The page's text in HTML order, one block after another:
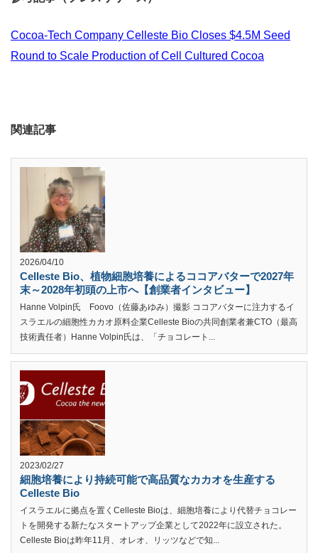
Cocoa-Tech Company Celleste Bio Closes $4.5M Seed
Round to Scale Production of Cell Cultured Cocoa
関連記事
2026/04/10
Celleste Bio、植物細胞培養によるココアバターで2027年
末～2028年初頭の上市へ【創業者インタビュー】
Hanne Volpin氏 Foovo（佐藤あゆみ）撮影 ココアバターに注力するイ
スラエルの細胞性カカオ原料企業Celleste Bioの共同創業者兼CTO（最高
技術責任者）Hanne Volpin氏は、「チョコレート...
2023/02/27
細胞培養により持続可能で高品質なカカオを生産する
Celleste Bio
イスラエルに拠点を置くCelleste Bioは、細胞培養により代替チョコレー
トを開発する新たなスタートアップ企業として2022年に設立された。
Celleste Bioは昨年11月、オレオ、リッツなどで知...